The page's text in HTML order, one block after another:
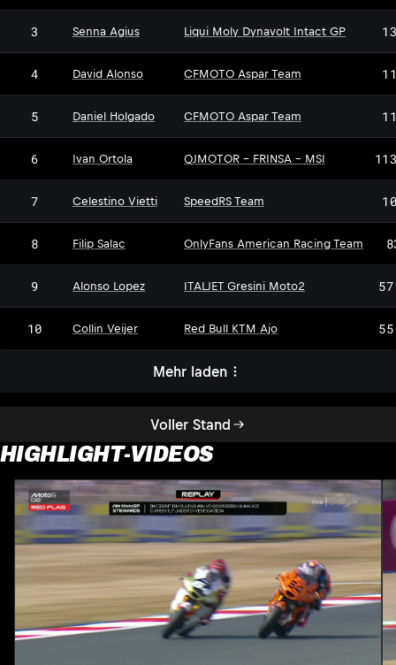
Voller Stand
3 Senna Agius Liqui Moly Dynavolt Intact GP
4 David Alonso CFMOTO Aspar Team
5 Daniel Holgado CFMOTO Aspar Team
6 Ivan Ortola QJMOTOR - FRINSA - MSI
7 Celestino Vietti SpeedRS Team
8 Filip Salac OnlyFans American Racing Team
9 Alonso Lopez ITALJET Gresini Moto2
10 Collin Veijer Red Bull KTM Ajo
Mehr laden
HIGHLIGHT-VIDEOS